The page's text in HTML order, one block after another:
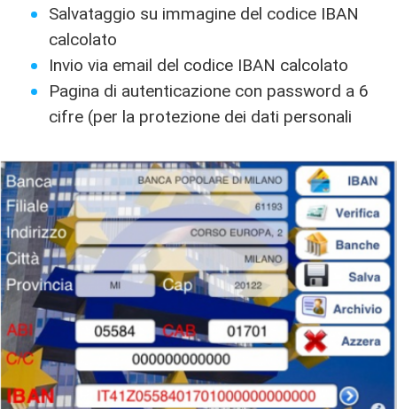
Salvataggio su immagine del codice IBAN
calcolato
Invio via email del codice IBAN calcolato
Pagina di autenticazione con password a 6
cifre (per la protezione dei dati personali